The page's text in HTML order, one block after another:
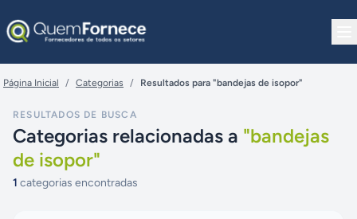
Página Inicial / Categorias / Resultados para "bandejas de isopor"
RESULTADOS DE BUSCA
Categorias relacionadas a "bandejas
de isopor"
1 categorias encontradas